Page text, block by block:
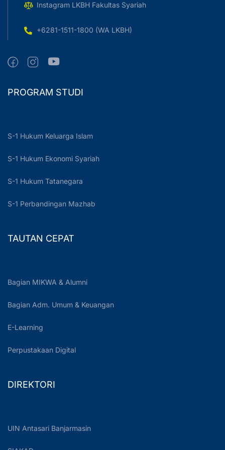
Instagram LKBH Fakultas Syariah
+6281-1511-1800 (WA LKBH)
PROGRAM STUDI
S-1 Hukum Keluarga Islam
S-1 Hukum Ekonomi Syariah
S-1 Hukum Tatanegara
S-1 Perbandingan Mazhab
TAUTAN CEPAT
Bagian MIKWA & Alumni
Bagian Adm. Umum & Keuangan
E-Learning
Perpustakaan Digital
DIREKTORI
UIN Antasari Banjarmasin